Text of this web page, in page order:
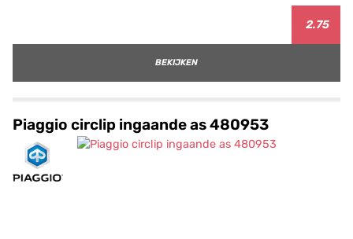
2.75
BEKIJKEN
Piaggio circlip ingaande as 480953